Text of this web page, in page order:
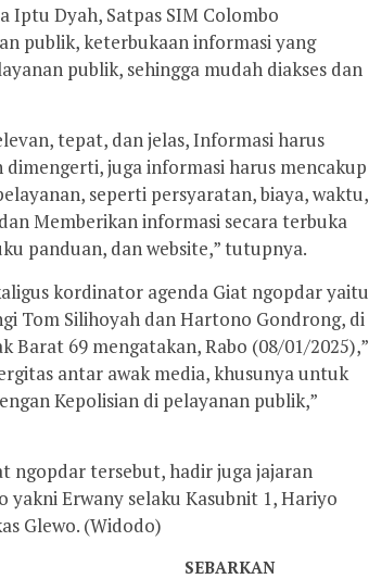
Dyah, Satpas SIM Colombo
publik, keterbukaan informasi yang
publik, sehingga mudah diakses dan
tepat, dan jelas, Informasi harus
juga informasi harus mencakup
seperti persyaratan, biaya, waktu,
Memberikan informasi secara terbuka
panduan, dan website,” tutupnya.
kordinator agenda Giat ngopdar yaitu
Tom Silihoyah dan Hartono Gondrong, di
Barat 69 mengatakan, Rabo (08/01/2025),”
antar awak media, khusunya untuk
Kepolisian di pelayanan publik,”
ngopdar tersebut, hadir juga jajaran
yakni Erwany selaku Kasubnit 1, Hariyo
Glewo. (Widodo)
SEBARKAN